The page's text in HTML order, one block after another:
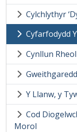
Cylchlythyr
Cyfarfodydd
Cynllun
Y Llanw, y
Cod
Morol